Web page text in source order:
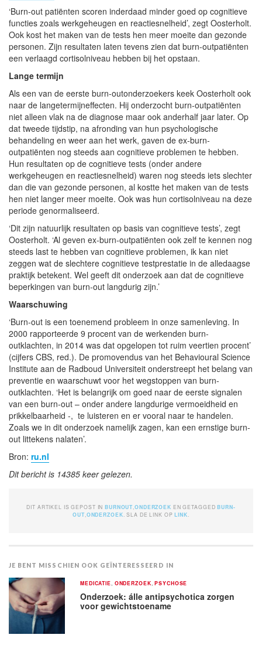
‘Burn-out patiënten scoren inderdaad minder goed op cognitieve
functies zoals werkgeheugen en reactiesnelheid’, zegt Oosterholt.
Ook kost het maken van de tests hen meer moeite dan gezonde
personen. Zijn resultaten laten tevens zien dat burn-outpatiënten
een verlaagd cortisolniveau hebben bij het opstaan.
Lange termijn
Als een van de eerste burn-outonderzoekers keek Oosterholt ook
naar de langetermijneffecten. Hij onderzocht burn-outpatiënten
niet alleen vlak na de diagnose maar ook anderhalf jaar later. Op
dat tweede tijdstip, na afronding van hun psychologische
behandeling en weer aan het werk, gaven de ex-burn-
outpatiënten nog steeds aan cognitieve problemen te hebben.
Hun resultaten op de cognitieve tests (onder andere
werkgeheugen en reactiesnelheid) waren nog steeds iets slechter
dan die van gezonde personen, al kostte het maken van de tests
hen niet langer meer moeite. Ook was hun cortisolniveau na deze
periode genormaliseerd.
‘Dit zijn natuurlijk resultaten op basis van cognitieve tests’, zegt
Oosterholt. ‘Al geven ex-burn-outpatiënten ook zelf te kennen nog
steeds last te hebben van cognitieve problemen, ik kan niet
zeggen wat de slechtere cognitieve testprestatie in de alledaagse
praktijk betekent. Wel geeft dit onderzoek aan dat de cognitieve
beperkingen van burn-out langdurig zijn.’
Waarschuwing
‘Burn-out is een toenemend probleem in onze samenleving. In
2000 rapporteerde 9 procent van de werkenden burn-
outklachten, in 2014 was dat opgelopen tot ruim veertien procent’
(cijfers CBS, red.). De promovendus van het Behavioural Science
Institute aan de Radboud Universiteit onderstreept het belang van
preventie en waarschuwt voor het wegstoppen van burn-
outklachten. ‘Het is belangrijk om goed naar de eerste signalen
van een burn-out – onder andere langdurige vermoeidheid en
prikkelbaarheid -, te luisteren en er vooral naar te handelen.
Zoals we in dit onderzoek namelijk zagen, kan een ernstige burn-
out littekens nalaten’.
Bron: ru.nl
Dit bericht is 14385 keer gelezen.
DIT ARTIKEL IS GEPOST INBURNOUT ,ONDERZOEK EN GETAGGEDBURN-
OUT ONDERZOEK . SLA DE LINK OPLINK
JE BENT MISSCHIEN OOK GEÏNTERESSEERD IN
MEDICATIE ONDERZOEK ,PSYCHOSE
Onderzoek: álle antipsychotica zorgen
voor gewichtstoename